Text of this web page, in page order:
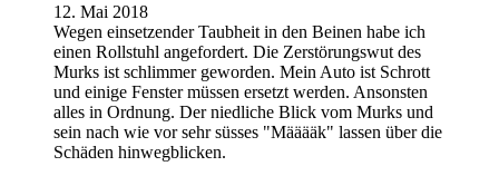
12. Mai 2018
Wegen einsetzender Taubheit in den Beinen habe ich
einen Rollstuhl angefordert. Die Zerstörungswut des
Murks ist schlimmer geworden. Mein Auto ist Schrott
und einige Fenster müssen ersetzt werden. Ansonsten
alles in Ordnung. Der niedliche Blick vom Murks und
sein nach wie vor sehr süsses "Määääk" lassen über die
Schäden hinwegblicken.